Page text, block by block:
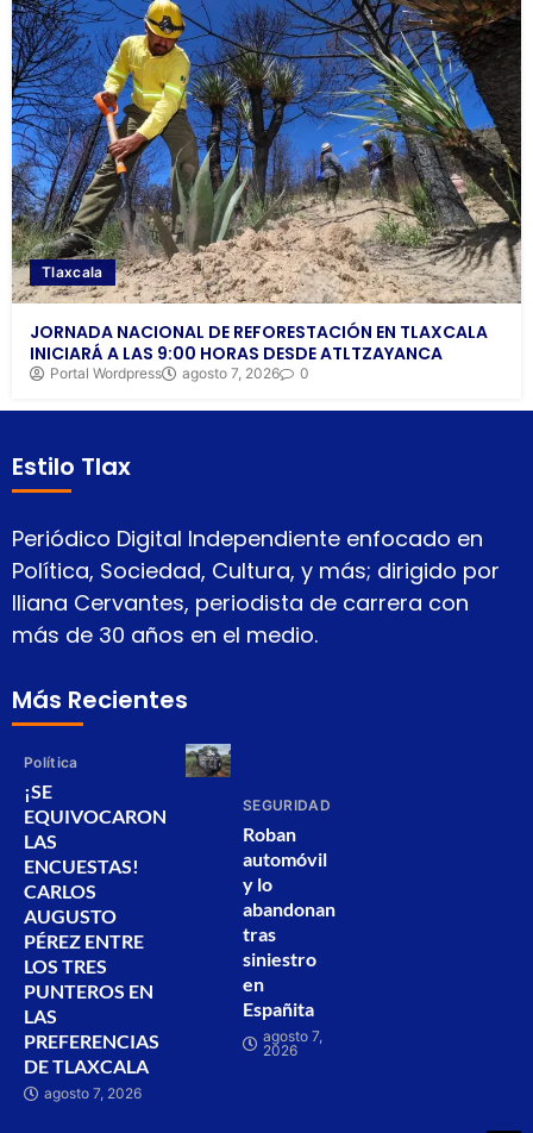
Tlaxcala
JORNADA NACIONAL DE REFORESTACIÓN EN TLAXCALA
INICIARÁ A LAS 9:00 HORAS DESDE ATLTZAYANCA
Portal Wordpress agosto 7, 2026 0
Estilo Tlax
Periódico Digital Independiente enfocado en
Política, Sociedad, Cultura, y más; dirigido por
Iliana Cervantes, periodista de carrera con
más de 30 años en el medio.
Más Recientes
Política
¡SE
EQUIVOCARON
LAS
ENCUESTAS!
CARLOS
AUGUSTO
PÉREZ ENTRE
LOS TRES
PUNTEROS EN
LAS
PREFERENCIAS
DE TLAXCALA
agosto 7, 2026
SEGURIDAD
Roban
automóvil
y lo
abandonan
tras
siniestro
en
Españita
agosto 7,
2026